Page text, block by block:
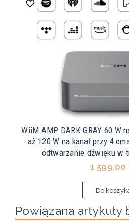
WiiM AMP DARK GRAY 60 W
aż 120 W na kanał przy 4
odtwarzanie dźwięku w
1 599,00
Do
Powiązana artykuły